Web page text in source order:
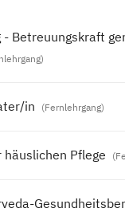
Betreuungskraft
in (Fernlehrgang)
Pflege